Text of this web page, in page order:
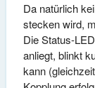
Da natürlich
stecken wird,
Die Status-
anliegt, blinkt
kann